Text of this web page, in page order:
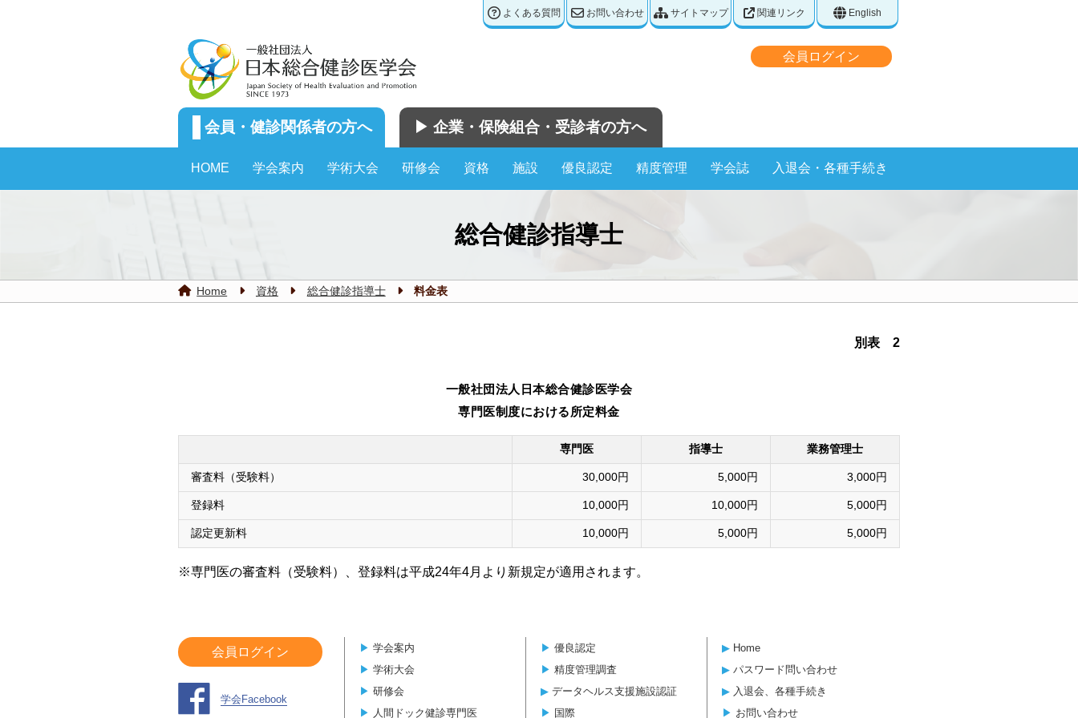
よくある質問 お問い合わせ サイトマップ 関連リンク English
会員ログイン
会員・健診関係者の方へ ▶︎ 企業・保険組合・受診者の方へ
HOME 学会案内 学術大会 研修会 資格 施設 優良認定 精度管理 学会誌 入退会・各種手続き
総合健診指導士
Home 資格 総合健診指導士 料金表
別表 2
一般社団法人日本総合健診医学会
専門医制度における所定料金
専門医 指導士 業務管理士
審査料（受験料） 30,000円 5,000円 3,000円
登録料 10,000円 10,000円 5,000円
認定更新料 10,000円 5,000円 5,000円
※専門医の審査料（受験料）、登録料は平成24年4月より新規定が適用されます。
会員ログイン
学会Facebook
▶︎ 学会案内
▶︎ 学術大会
▶︎ 研修会
▶︎ 人間ドック健診専門医
▶︎ 優良認定
▶︎ 精度管理調査
▶︎ データヘルス支援施設認証
▶︎ 国際
▶︎ Home
▶︎ パスワード問い合わせ
▶︎ 入退会、各種手続き
▶︎ お問い合わせ